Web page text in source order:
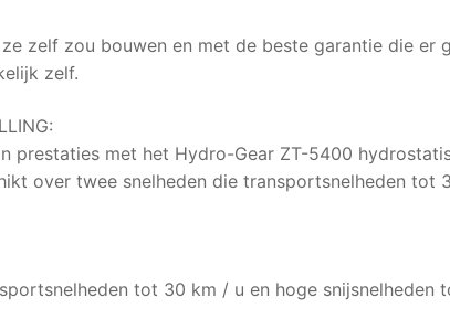
zelf zou bouwen en met de beste garantie die er
zelf.
prestaties met het Hydro-Gear ZT-5400
over twee snelheden die transportsnelheden tot
tot 30 km / u en hoge snijsnelheden